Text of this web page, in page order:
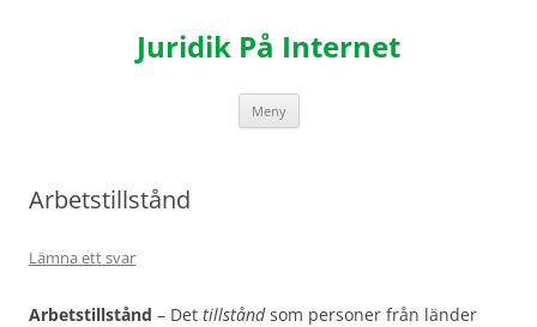
Juridik På Internet
Meny
Arbetstillstånd
Lämna ett svar
Arbetstillstånd – Det tillståndsom personer från länder